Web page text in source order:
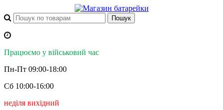
Працюємо у військовий час
Пн-Пт 09:00-18:00
Сб 10:00-16:00
неділя вихідний